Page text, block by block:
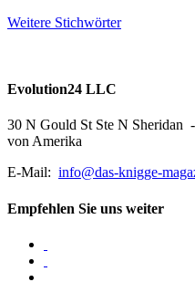
Weitere Stichwörter
Evolution24 LLC
30 N Gould St Ste N Sheridan
von Amerika
E-Mail: info@das-knigge-
Empfehlen Sie uns weiter